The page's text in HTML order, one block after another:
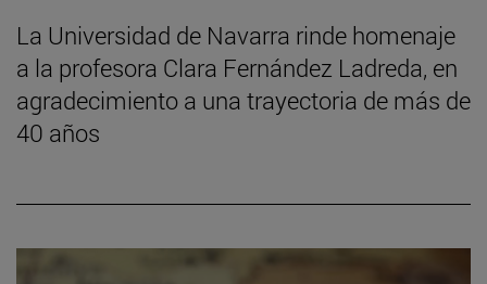
La Universidad de Navarra rinde homenaje
a la profesora Clara Fernández Ladreda, en
agradecimiento a una trayectoria de más de
40 años